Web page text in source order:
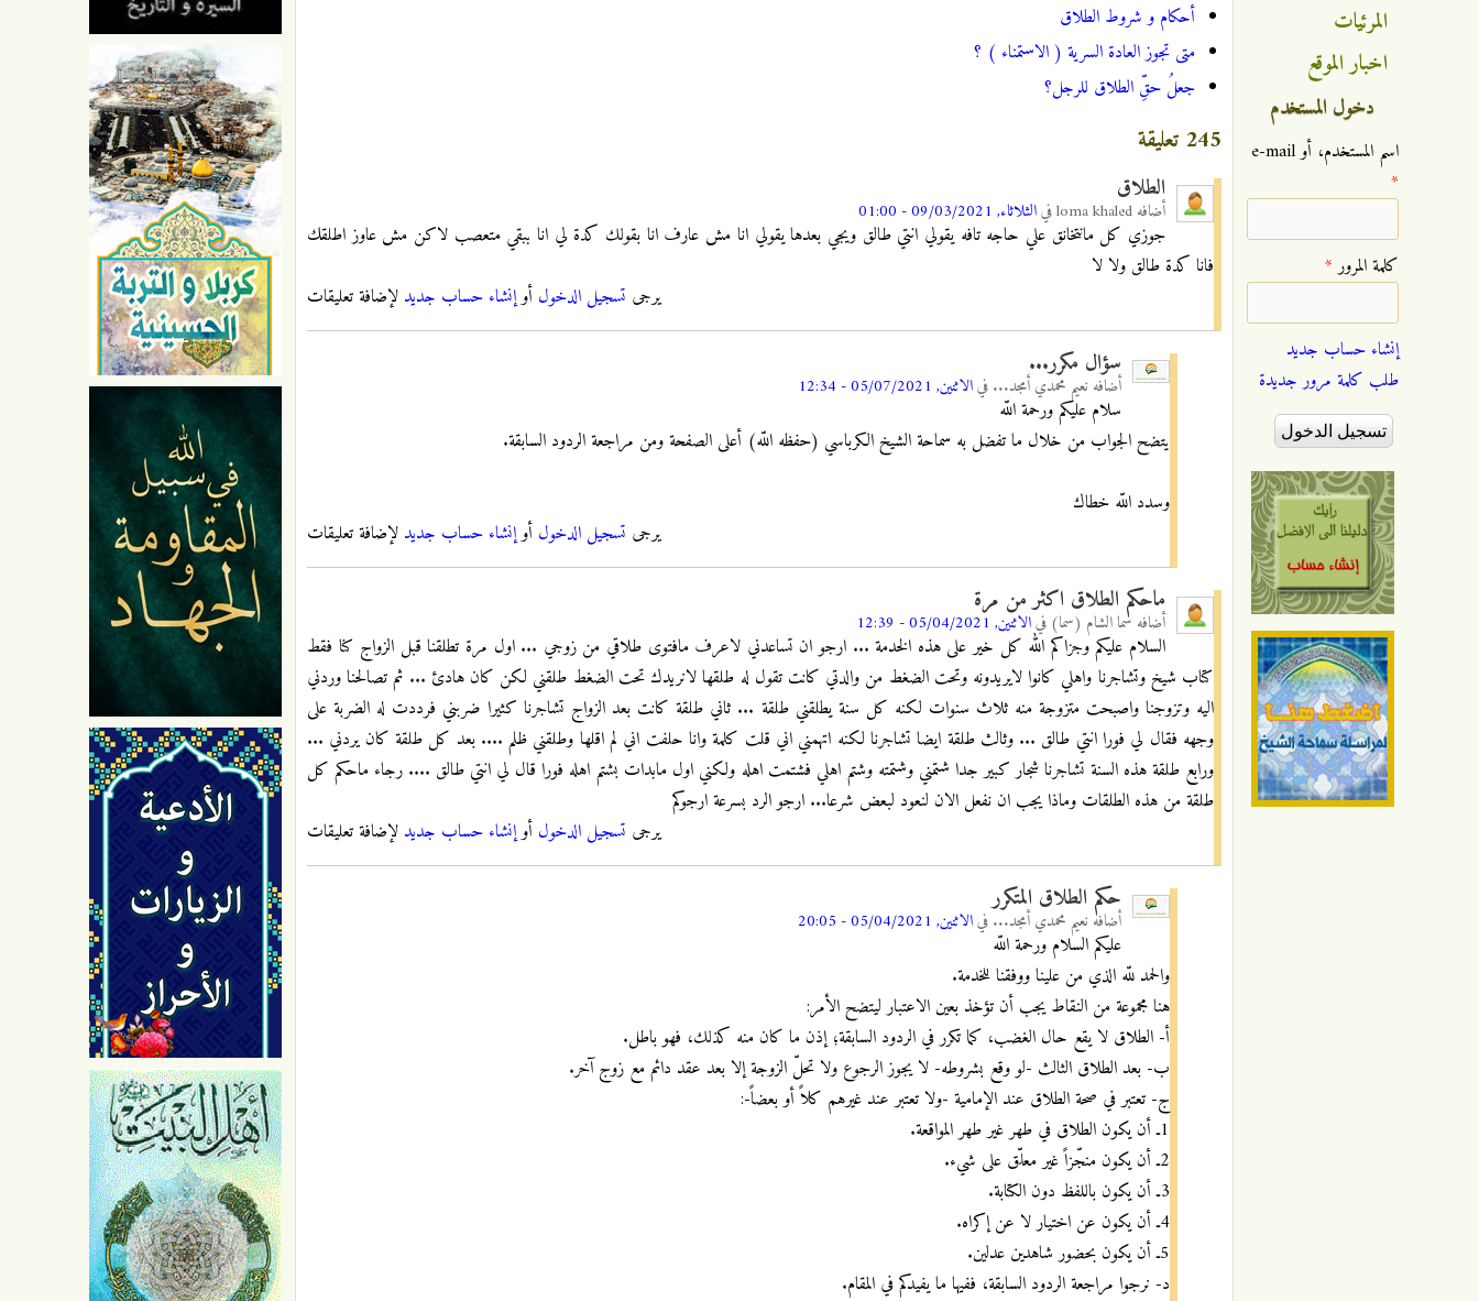
أحكام و شروط الطلاق
متى تجوز العادة السرية ( الاستمناء ) ؟
جعلُ حقِّ الطلاق للرجل؟
245 تعليقة
الطلاق
أضافه loma khaledفيالثلاثاء, 09/03/2021 - 01:00
جوزي كل مانتخانق علي حاجه تافه يقولي انتي طالق ويجي بعدها يقولي انا مش عارف انا بقولك كدة لي انا ببقي متعصب لاكن مش عاوز اطلقك
فانا كدة طالق ولا لا
يرجى تسجيل الدخول أوإنشاء حساب جديد لإضافة تعليقات
سؤال مكرر...
أضافه نعيم محمدي أمجد... فيالاثنين, 05/07/2021 - 12:34
سلام عليكم ورحمة اللّه
يتضح الجواب من خلال ما تفضل به سماحة الشيخ الكرباسي (حفظه اللّه) أعلى الصفحة ومن مراجعة الردود السابقة.
وسدد اللّه خطاك
يرجى تسجيل الدخول أوإنشاء حساب جديد لإضافة تعليقات
ماحكم الطلاق اكثر من مرة
أضافه سما الشام (سما) فيالاثنين, 05/04/2021 - 12:39
السلام عليكم وجزاكم الله كل خير على هذه الخدمة ... ارجو ان تساعدني لاعرف مافتوى طلاقي من زوجي ... اول مرة تطلقنا قبل الزواج كنا فقط
كتاب شيخ وتشاجرنا واهلي كانوا لايريدونه وتحت الضغط من والدتي كانت تقول له طلقها لانريدك تحت الضغط طلقني لكن كان هادئ ... ثم تصالحنا وردني
اليه وتزوجنا واصبحت متزوجة منه ثلاث سنوات لكنه كل سنة يطلقني طلقة ... ثاني طلقة كانت بعد الزواج تشاجرنا كثيرا ضربني فرددت له الضربة على
وجهه فقال لي فورا انتي طالق ... وثالث طلقة ايضا تشاجرنا لكنه اتهمني اني قلت كلمة وانا حلفت اني لم اقلها وطلقني ظلم .... بعد كل طلقة كان يردني ...
ورابع طلقة هذه السنة تشاجرنا شجار كبير جدا شتمني وشتمته وشتم اهلي فشتمت اهله ولكني اول مابدات بشتم اهله فورا قال لي انتي طالق .... رجاء ماحكم كل
طلقة من هذه الطلقات وماذا يجب ان نفعل الان لنعود لبعض شرعا... ارجو الرد بسرعة ارجوكم
يرجى تسجيل الدخول أوإنشاء حساب جديد لإضافة تعليقات
حكم الطلاق المتكرر
أضافه نعيم محمدي أمجد... فيالاثنين, 05/04/2021 - 20:05
عليكم السلام ورحمة اللّه
والحمد للّه الذي من علينا ووفقنا للخدمة.
هنا مجموعة من النقاط يجب أن تؤخذ بعين الاعتبار ليتضح الأمر:
أ- الطلاق لا يقع حال الغضب، كما تكرر في الردود السابقة؛ إذن ما كان منه كذلك، فهو باطل.
ب- بعد الطلاق الثالث -لو وقع بشروطه- لا يجوز الرجوع ولا تحلّ الزوجة إلا بعد عقد دائم مع زوج آخر.
ج- تعتبر في صحة الطلاق عند الإمامية -ولا تعتبر عند غيرهم كلاً أو بعضاً-:
1ـ أن يكون الطلاق في طهر غير طهر المواقعة.
2ـ أن يكون منجّزاً غير معلّق على شيء.
3ـ أن يكون باللفظ دون الكتابة.
4ـ أن يكون عن اختيار لا عن إكراه.
5ـ أن يكون بحضور شاهدين عدلين.
د- نرجوا مراجعة الردود السابقة، ففيها ما يفيدكم في المقام.
المرئيات
اخبار الموقع
دخول المستخدم
‏اسم المستخدم، أو e-mail
*
‏كلمة المرور ‏*
إنشاء حساب جديد
طلب كلمة مرور جديدة